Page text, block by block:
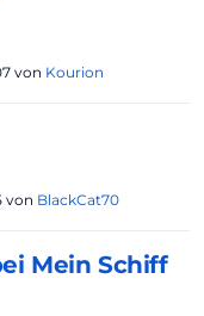
von Kourion
von BlackCat70
Mein Schiff